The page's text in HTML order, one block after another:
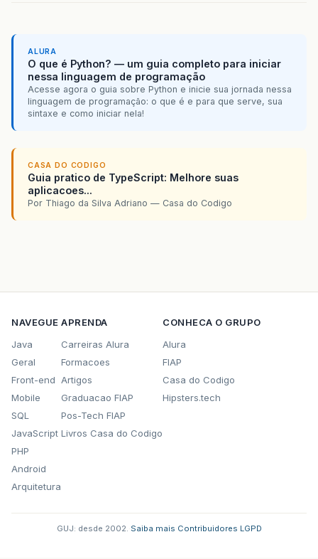
ALURA
O que é Python? — um guia completo para iniciar
nessa linguagem de programação
Acesse agora o guia sobre Python e inicie sua jornada nessa
linguagem de programação: o que é e para que serve, sua
sintaxe e como iniciar nela!
CASA DO CODIGO
Guia pratico de TypeScript: Melhore suas
aplicacoes...
Por Thiago da Silva Adriano — Casa do Codigo
NAVEGUE
Java
Geral
Front-end
Mobile
SQL
JavaScript
PHP
Android
Arquitetura
APRENDA
Carreiras Alura
Formacoes
Artigos
Graduacao FIAP
Pos-Tech FIAP
Livros Casa do Codigo
CONHECA O GRUPO
Alura
FIAP
Casa do Codigo
Hipsters.tech
GUJ: desde 2002. Saiba mais Contribuidores LGPD